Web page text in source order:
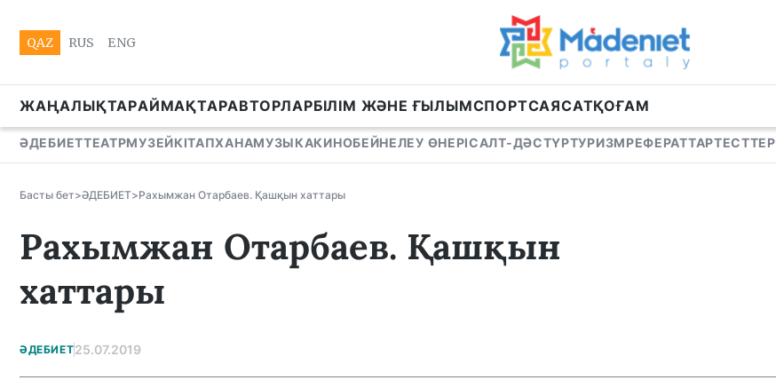
QAZ RUS ENG
ЖАҢАЛЫҚТАРАЙМАҚТАРАВТОРЛАРБІЛІМ ЖӘНЕ ҒЫЛЫМСПОРТСАЯСАТҚОҒАМ
ӘДЕБИЕТТЕАТРМУЗЕЙКІТАПХАНАМУЗЫКАКИНОБЕЙНЕЛЕУ ӨНЕРІСАЛТ-ДӘСТҮРТУРИЗМРЕФЕРАТТАРТЕСТТЕР
Басты бет>ӘДЕБИЕТ>Рахымжан Отарбаев. Қашқын хаттары
Рахымжан Отарбаев. Қашқын
хаттары
ӘДЕБИЕТ25.07.2019